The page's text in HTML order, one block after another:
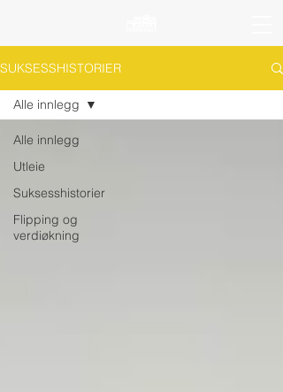
SUKSESSHISTORIER
Alle innlegg
Utleie
Suksesshistorier
Flipping og
verdiøkning
Alle innlegg